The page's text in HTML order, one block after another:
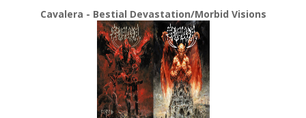
Cavalera - Bestial Devastation/Morbid Visions